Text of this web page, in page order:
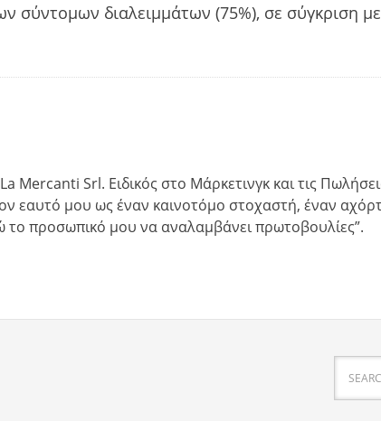
σύντομων διαλειμμάτων (75%), σε σύγκριση
Mercanti Srl. Ειδικός στο Μάρκετινγκ και τις
εαυτό μου ως έναν καινοτόμο στοχαστή, έναν
το προσωπικό μου να αναλαμβάνει πρωτοβουλίες”.